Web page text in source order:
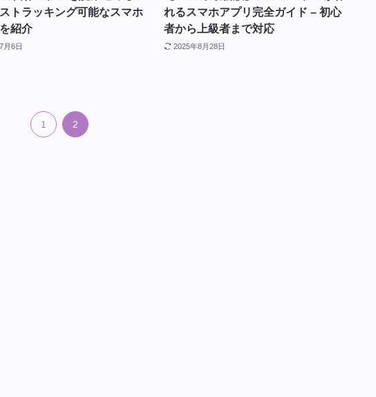
トラッキング可能なスマホ
紹介
月6日
れるスマホアプリ完全ガイド – 初心
者から上級者まで対応
2025年8月28日
1 2